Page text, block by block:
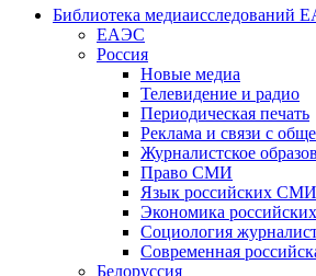
Библиотека медиаисследований
ЕАЭС
Россия
Новые медиа
Телевидение и радио
Периодическая печать
Реклама и связи с
Журналистское
Право СМИ
Язык российских СМИ
Экономика
Социология
Современная
Белоруссия